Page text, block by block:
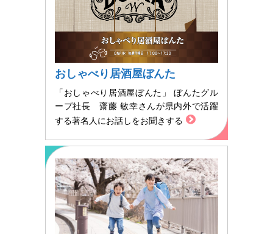
おしゃべり居酒屋ぼんた
「おしゃべり居酒屋ぼんた」 ぼんたグル
ープ社長 齋藤 敏幸さんが県内外で活躍
する著名人にお話しをお聞きする